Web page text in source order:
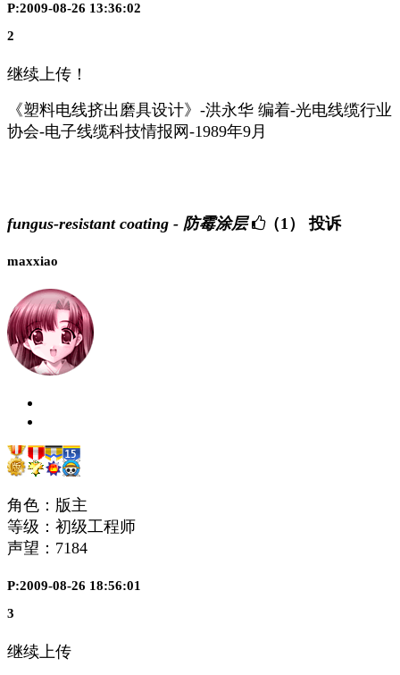
P:2009-08-26 13:36:02
2
继续上传！
《塑料电线挤出磨具设计》-洪永华 编着-光电线缆行业
协会-电子线缆科技情报网-1989年9月
fungus-resistant coating - 防霉涂层 （1） 投诉
maxxiao
角色：版主
等级：初级工程师
声望： 7184
P:2009-08-26 18:56:01
3
继续上传